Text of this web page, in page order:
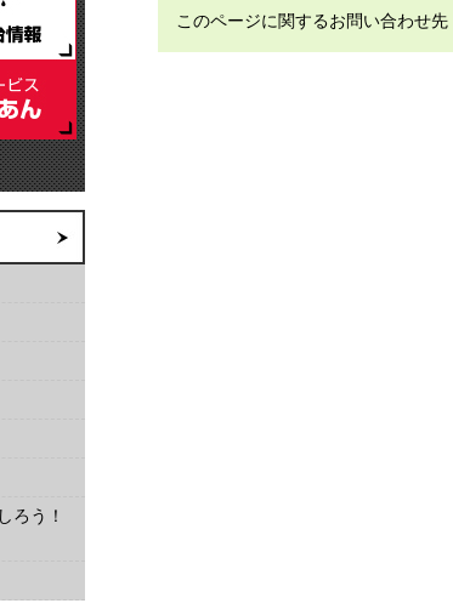
ろう！
このページに関するお問い合わ